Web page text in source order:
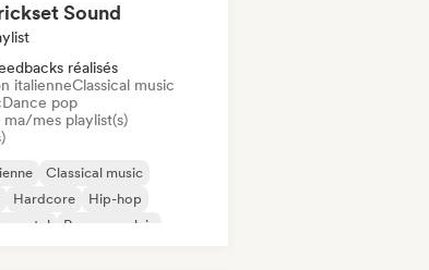
Sound
réalisés
italienneClassical music
Dance pop
mes playlist(s)
Classical music
Hardcore
Hip-hop
metal
Rap en anglais